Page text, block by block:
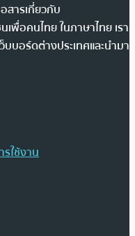
สารเกี่ยวกับ
เพื่อคนไทย ในภาษาไทย เรา
บอร์ดต่างประเทศและนำมา
ใช้งาน